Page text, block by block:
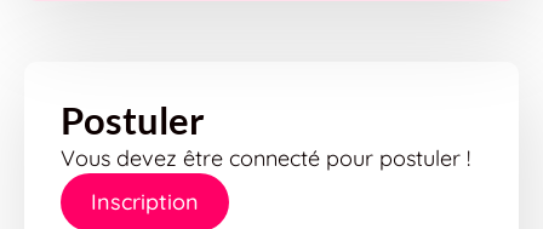
Postuler
Vous devez être connecté pour postuler !
Inscription